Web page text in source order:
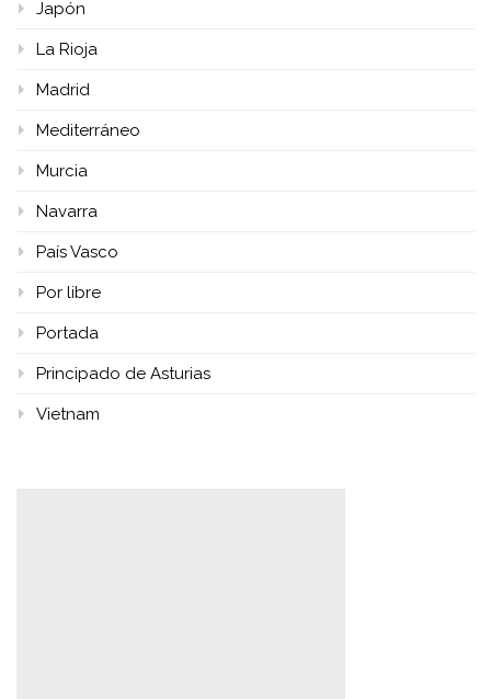
Japón
La Rioja
Madrid
Mediterráneo
Murcia
Navarra
País Vasco
Por libre
Portada
Principado de Asturias
Vietnam